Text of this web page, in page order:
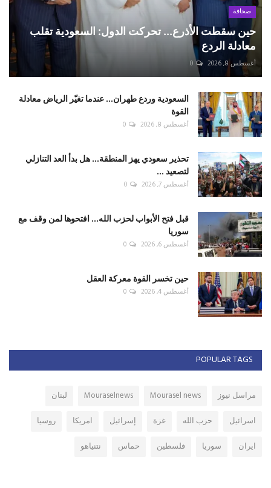
صحافة
حين سقطت الأذرع... تحركت الدول: السعودية تقلب
معادلة الردع
أغسطس 8, 2026 0
السعودية وردع طهران... عندما تغيّر الرياض معادلة
القوة
أغسطس 8, 2026 0
تحذير سعودي يهز المنطقة... هل بدأ العد التنازلي
لتصعيد ...
أغسطس 7, 2026 0
قبل فتح الأبواب لحزب الله... افتحوها لمن وقف مع
سوريا
أغسطس 6, 2026 0
حين تخسر القوة معركة العقل
أغسطس 4, 2026 0
POPULAR TAGS
مراسل نيوز Mourasel news
Mouraselnews
لبنان
اسرائيل
حزب الله غزة إسرائيل امريكا
روسيا
ايران
سوريا فلسطين حماس نتنياهو